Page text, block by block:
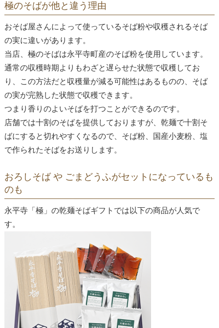
極のそばが他と違う理由
おそば屋さんによって使っているそば粉や収穫されるそば
の実に違いがあります。
当店、極のそばは永平寺町産のそば粉を使用しています。
通常の収穫時期よりもわざと遅らせた状態で収穫してお
り、この方法だと収穫量が減る可能性はあるものの、そば
の実が完熟した状態で収穫できます。
つまり香りのよいそばを打つことができるのです。
店舗では十割のそばを提供しておりますが、乾麺で十割そ
ばにすると切れやすくなるので、そば粉、国産小麦粉、塩
で作られたそばをお送りします。
おろしそば や ごまどうふがセットになっているも
のも
永平寺「極」の乾麺そばギフトでは以下の商品が人気で
す。